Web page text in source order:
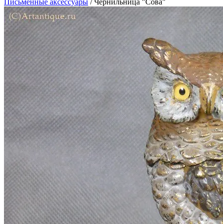
Письменные аксессуары / Чернильница "Сова"